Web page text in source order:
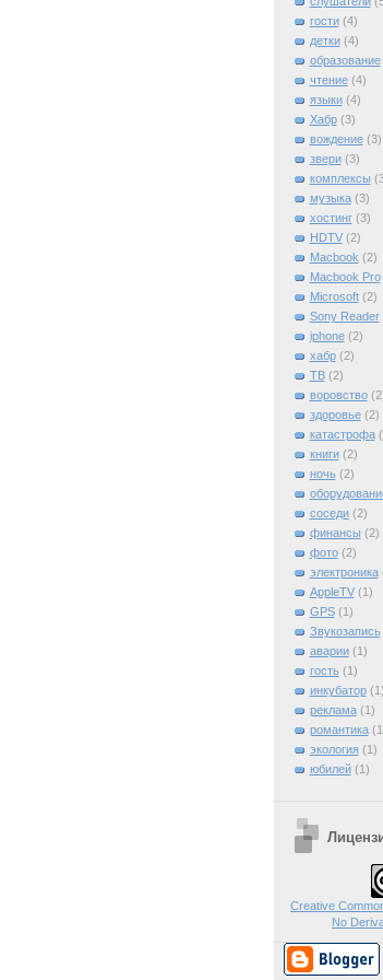
гости (4)
детки (4)
образование
чтение (4)
языки (4)
Хабр (3)
вождение (3)
звери (3)
комплексы
музыка (3)
хостинг (3)
HDTV (2)
Macbook (2)
Macbook Pro
Microsoft (2)
Sony Reader
iphone (2)
xабр (2)
ТВ (2)
воровство
здоровье (2)
катастрофа
книги (2)
ночь (2)
соседи (2)
финансы (2)
фото (2)
электроника
AppleTV (1)
GPS (1)
Звукозапись
аварии (1)
гость (1)
инкубатор (1)
реклама (1)
романтика
экология (1)
юбилей (1)
Creative
No